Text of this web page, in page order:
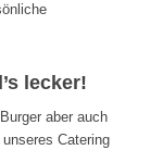
lecker!
aber auch
Catering